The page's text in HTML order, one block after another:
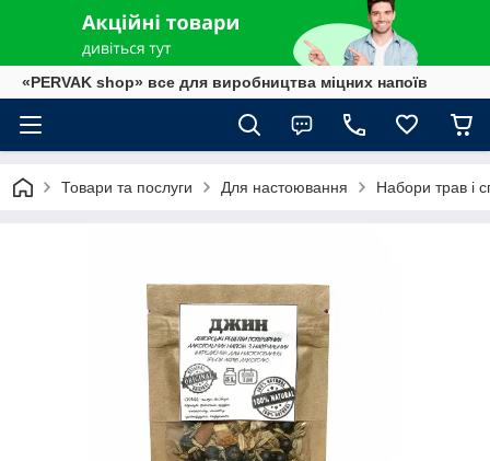
«PERVAK shop» все для виробництва міцних напоїв
Товари та послуги Для настоювання Набори трав і